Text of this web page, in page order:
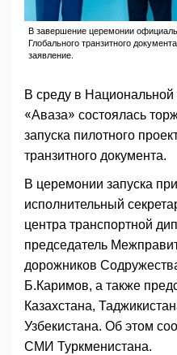
В завершение церемонии
Глобального транзитного
заявление.
В среду в Национальной
«Аваза» состоялась
запуска пилотного
транзитного документа.
В церемонии запуска
исполнительный
центра транспортной
председатель
дорожников
Б.Каримов, а также
Казахстана,
Узбекистана. Об этом
СМИ Туркменистана.